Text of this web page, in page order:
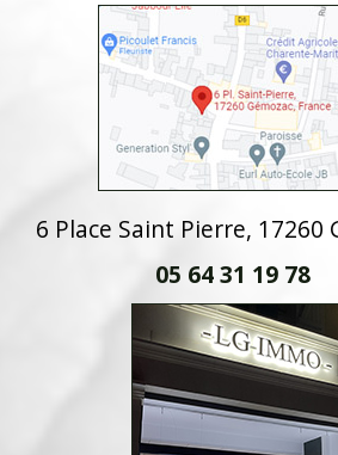
6 Place Saint Pierre, 17260
05 64 31 19 78